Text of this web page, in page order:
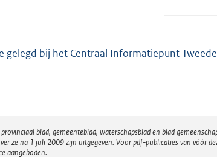
gelegd bij het Centraal Informatiepunt
blad, gemeenteblad, waterschapsblad en blad
ze na 1 juli 2009 zijn uitgegeven. Voor pdf-publicaties van vóór
aangeboden.